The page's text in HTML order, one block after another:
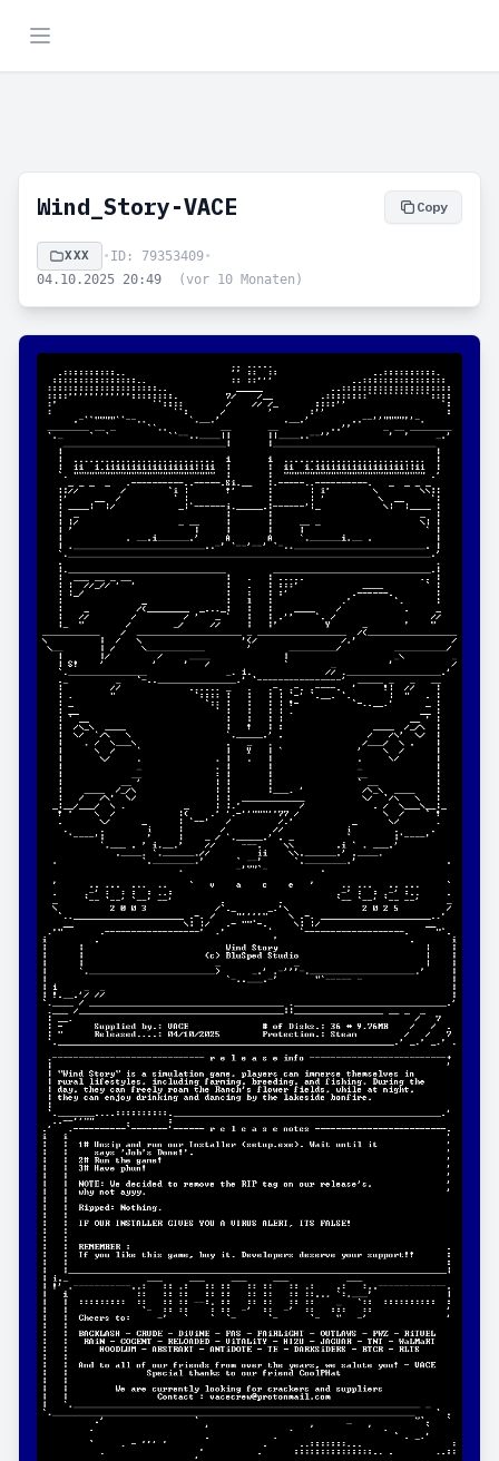
Wind_Story-VACE Copy
XXX • ID: 79353409•
04.10.2025 20:49
(vor 10 Monaten)